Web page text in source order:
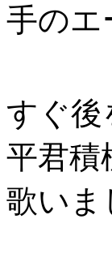
手のエ
すぐ後
平君積
歌いま